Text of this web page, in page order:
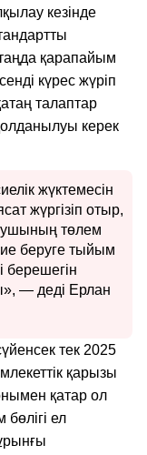
кезінде
қарапайым
күрес жүріп
талаптар
керек
жүктемесін
жүргізіп отыр,
төлем
беруге тыйым
берешегін
— деді Ерлан
тек 2025
қарызы
қатар ол
ел